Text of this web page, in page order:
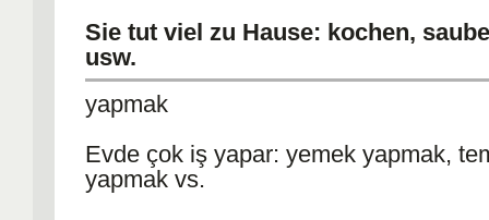
Sie tut viel zu Hause: kochen,
usw.
yapmak
Evde çok iş yapar: yemek yapmak,
yapmak vs.